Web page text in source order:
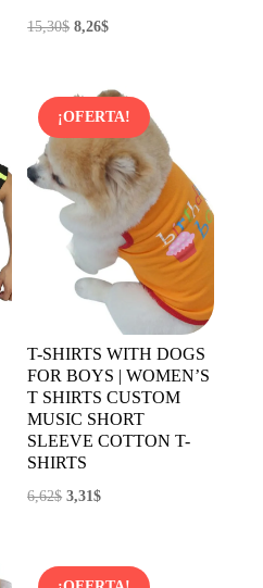
15,30$ El
era:
15,30$.
8,26$El
es:
8,26$.
¡OFERTA!
T-SHIRTS WITH DOGS
FOR BOYS | WOMEN’S
T SHIRTS CUSTOM
MUSIC SHORT
SLEEVE COTTON T-
SHIRTS
6,62$ El
era:
3,31$El
es: